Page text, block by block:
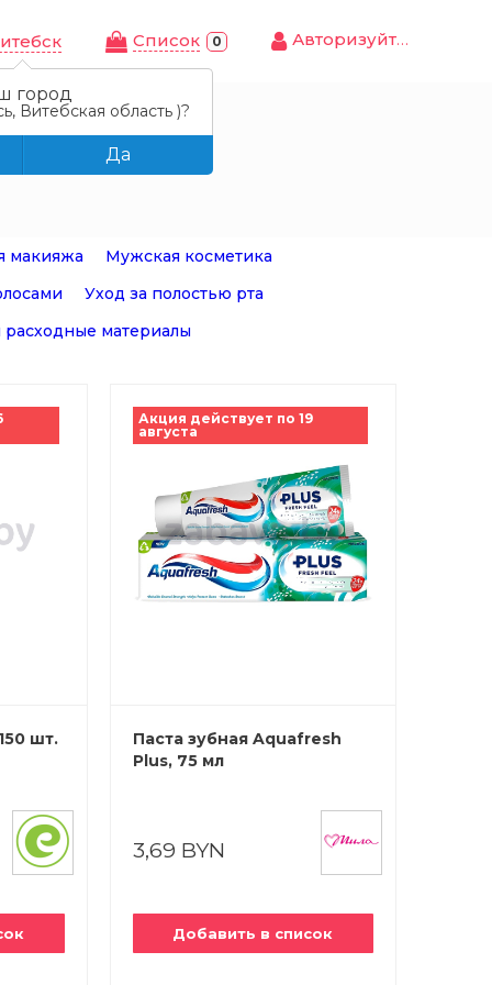
Cписок 0 Авторизуйтесь
макияжа
Мужская косметика
Уход за полостью рта
материалы
шт.
Акция действует по 19
августа
Паста зубная Aquafresh
Plus, 75 мл
3,69 BYN
Добавить в список
город
Витебская область )?
Да